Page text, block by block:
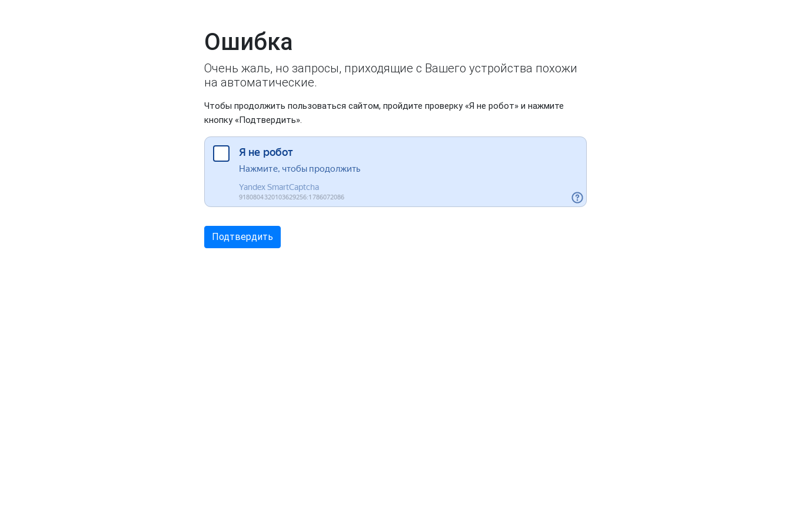
Ошибка
Очень жаль, но запросы, приходящие с Вашего устройства похожи
на автоматические.
Чтобы продолжить пользоваться сайтом, пройдите проверку «Я не робот» и нажмите
кнопку «Подтвердить».